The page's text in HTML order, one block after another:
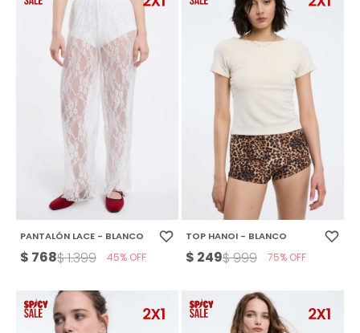
PANTALÓN LACE - BLANCO
$ 768$1.399 45
TOP HANOI - BLANCO
$ 249$999 75